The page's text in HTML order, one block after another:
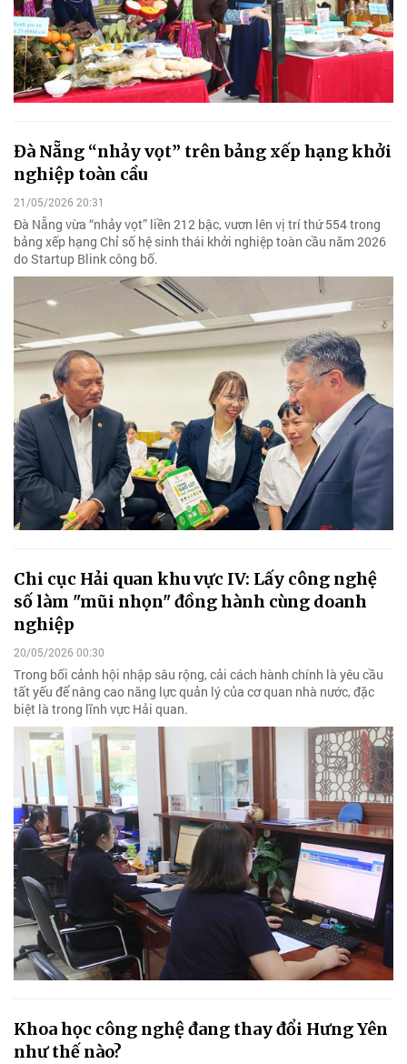
Đà Nẵng “nhảy vọt” trên bảng xếp hạng khởi
nghiệp toàn cầu
21/05/2026 20:31
Đà Nẵng vừa “nhảy vọt” liền 212 bậc, vươn lên vị trí thứ 554 trong
bảng xếp hạng Chỉ số hệ sinh thái khởi nghiệp toàn cầu năm 2026
do Startup Blink công bố.
Chi cục Hải quan khu vực IV: Lấy công nghệ
số làm "mũi nhọn" đồng hành cùng doanh
nghiệp
20/05/2026 00:30
Trong bối cảnh hội nhập sâu rộng, cải cách hành chính là yêu cầu
tất yếu để nâng cao năng lực quản lý của cơ quan nhà nước, đặc
biệt là trong lĩnh vực Hải quan.
Khoa học công nghệ đang thay đổi Hưng Yên
như thế nào?